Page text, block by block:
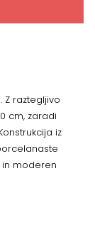
Z raztegljivo
cm, zaradi
iz
moderen